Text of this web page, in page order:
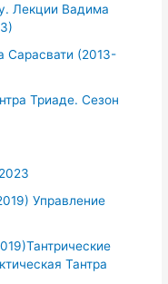
Лекции Вадима
Сарасвати (2013-
Триаде. Сезон
Управление
Тантра